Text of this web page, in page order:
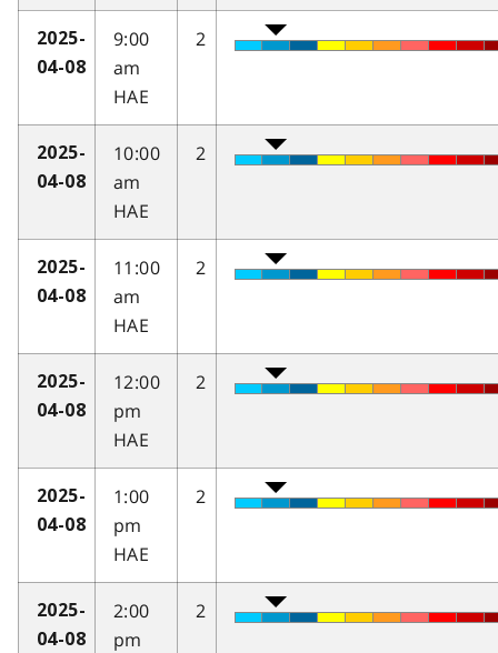
2025-
04-08
9:00
am
HAE
2
2025-
04-08
10:00
am
HAE
2
2025-
04-08
11:00
am
HAE
2
2025-
04-08
12:00
pm
HAE
2
2025-
04-08
1:00
pm
HAE
2
2025-
04-08
2:00
pm
2